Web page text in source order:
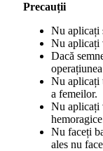
Precauții
Nu aplicați
Nu aplicați
Dacă
Nu aplicați
a femeilor.
Nu aplicați
Nu faceți
ales nu